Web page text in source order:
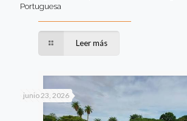
Portuguesa
Leer más
junio 23, 2026